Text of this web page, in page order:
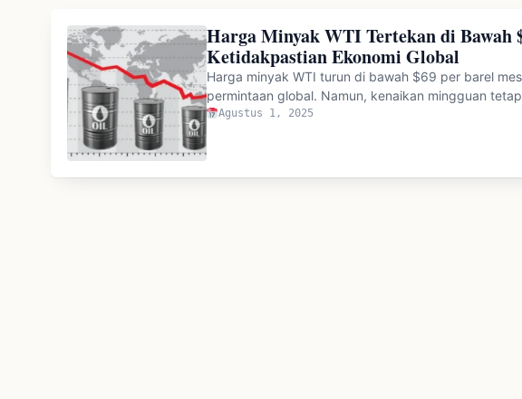
Harga Minyak WTI Tertekan di
Ketidakpastian Ekonomi Global
Harga minyak WTI turun di bawah $69 per barel
permintaan global. Namun, kenaikan mingguan
Agustus 1, 2025